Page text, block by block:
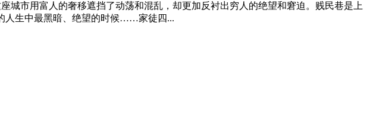
城市用富人的奢移遮挡了动荡和混乱，却更加反衬出穷人的绝望和窘迫。贱民巷是上
人生中最黑暗、绝望的时候……家徒四...